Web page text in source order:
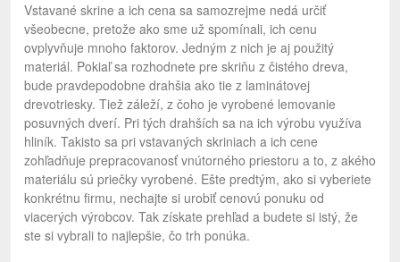
Vstavané skrine a ich cena sa samozrejme nedá určiť
všeobecne, pretože ako sme už spomínali, ich cenu
ovplyvňuje mnoho faktorov. Jedným z nich je aj použitý
materiál. Pokiaľ sa rozhodnete pre skriňu z čistého dreva,
bude pravdepodobne drahšia ako tie z laminátovej
drevotriesky. Tiež záleží, z čoho je vyrobené lemovanie
posuvných dverí. Pri tých drahších sa na ich výrobu využíva
hliník. Takisto sa pri vstavaných skriniach a ich cene
zohľadňuje prepracovanosť vnútorného priestoru a to, z akého
materiálu sú priečky vyrobené. Ešte predtým, ako si vyberiete
konkrétnu firmu, nechajte si urobiť cenovú ponuku od
viacerých výrobcov. Tak získate prehľad a budete si istý, že
ste si vybrali to najlepšie, čo trh ponúka.